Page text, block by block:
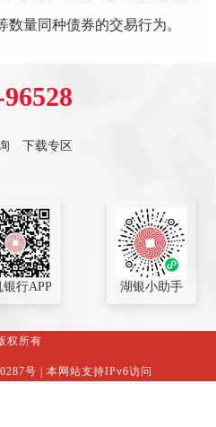
量同种债券的交易行为。
下载专区
银行APP 湖银小助手
权所有
号 | 本网站支持IPv6访问